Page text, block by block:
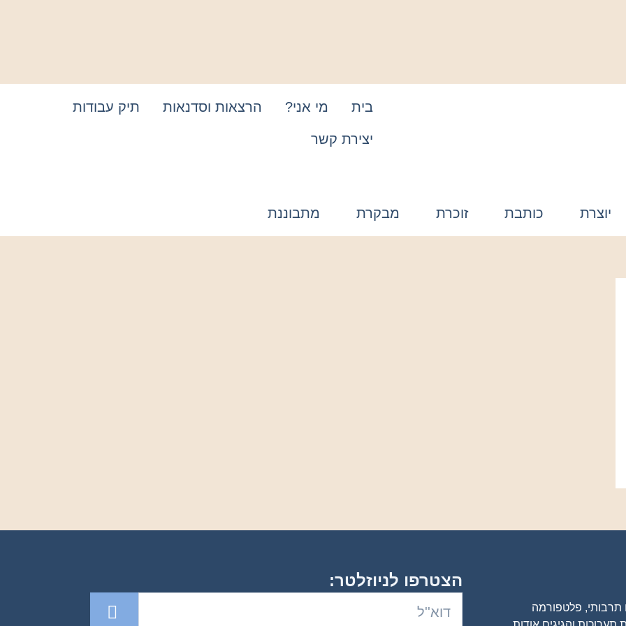
בית מי אני? הרצאות וסדנאות תיק עבודות
יצירת קשר
יוצרת כותבת זוכרת מבקרת מתבוננת
תרבותי, פלטפורמה
הצטרפו לניוזלטר: